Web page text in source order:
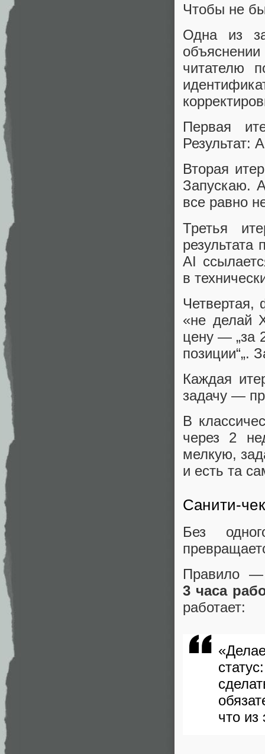
Чтобы не
Одна из
читателю
Первая
Результат:
Вторая
Запускаю.
все равно
Третья
AI
в
Четвертая,
«не делай
цену — „за
позиции“„.
Каждая
задачу —
В
через 2
мелкую,
и есть та
Санити‑чек
Без
Правило
3 часа
работает:
что из